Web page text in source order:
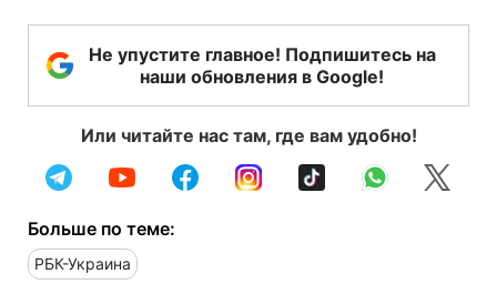
Не упустите главное! Подпишитесь на
наши обновления в Google!
Или читайте нас там, где вам удобно!
Больше по теме:
РБК-Украина